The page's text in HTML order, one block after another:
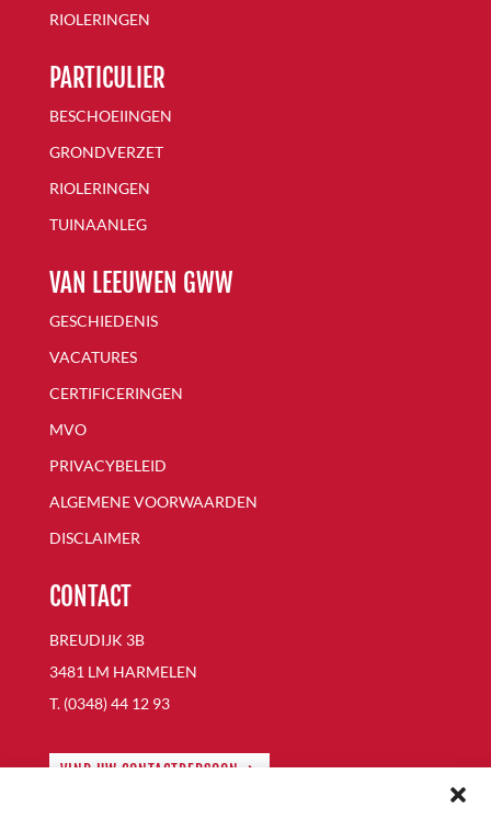
RIOLERINGEN
PARTICULIER
BESCHOEIINGEN
GRONDVERZET
RIOLERINGEN
TUINAANLEG
VAN LEEUWEN GWW
GESCHIEDENIS
VACATURES
CERTIFICERINGEN
MVO
PRIVACYBELEID
ALGEMENE VOORWAARDEN
DISCLAIMER
CONTACT
BREUDIJK 3B
3481 LM HARMELEN
T. (0348) 44 12 93
VIND UW CONTACTPERSOON